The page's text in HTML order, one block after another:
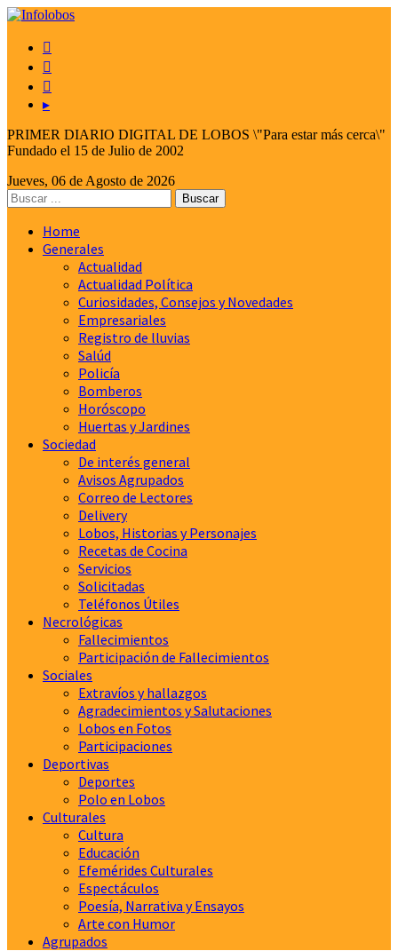



▸
PRIMER DIARIO DIGITAL DE LOBOS \"Para estar más cerca\"
Fundado el 15 de Julio de 2002
Jueves, 06 de Agosto de 2026
Home
Generales
Actualidad
Actualidad Política
Curiosidades, Consejos y Novedades
Empresariales
Registro de lluvias
Salúd
Policía
Bomberos
Horóscopo
Huertas y Jardines
Sociedad
De interés general
Avisos Agrupados
Correo de Lectores
Delivery
Lobos, Historias y Personajes
Recetas de Cocina
Servicios
Solicitadas
Teléfonos Útiles
Necrológicas
Fallecimientos
Participación de Fallecimientos
Sociales
Extravíos y hallazgos
Agradecimientos y Salutaciones
Lobos en Fotos
Participaciones
Deportivas
Deportes
Polo en Lobos
Culturales
Cultura
Educación
Efemérides Culturales
Espectáculos
Poesía, Narrativa y Ensayos
Arte con Humor
Agrupados